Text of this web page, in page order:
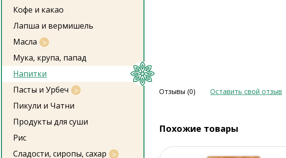
Кофе и какао
Лапша и вермишель
Масла
Мука, крупа, папад
Напитки
Пасты и Урбеч
Пикули и Чатни
Продукты для суши
Рис
Сладости, сиропы, сахар
Отзывы (0) Оставить свой отзыв
Похожие товары